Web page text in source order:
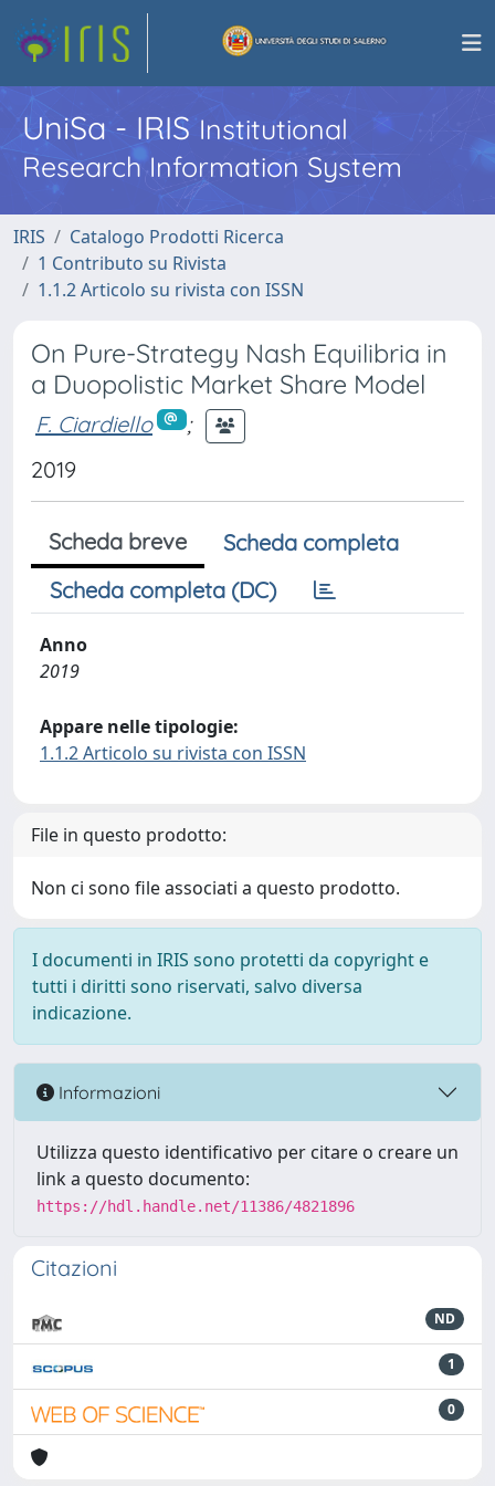
UniSa - IRISInstitutional
Research Information System
IRIS
Catalogo Prodotti Ricerca
1 Contributo su Rivista
1.1.2 Articolo su rivista con ISSN
On Pure-Strategy Nash Equilibria in
a Duopolistic Market Share Model
F. Ciardiello
;
2019
Scheda breve
Scheda completa
Scheda completa (DC)
Anno
2019
Appare nelle tipologie:
1.1.2 Articolo su rivista con ISSN
File in questo prodotto:
Non ci sono file associati a questo prodotto.
I documenti in IRIS sono protetti da copyright e
tutti i diritti sono riservati, salvo diversa
indicazione.
Informazioni
Utilizza questo identificativo per citare o creare un
link a questo documento:
https://hdl.handle.net/11386/4821896
Citazioni
ND
1
0